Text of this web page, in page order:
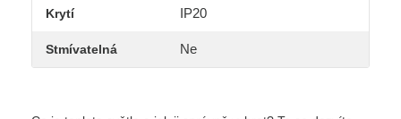
Krytí IP20
Stmívatelná Ne